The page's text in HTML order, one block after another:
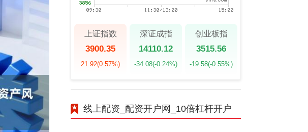
上证指数
3900.35
21.92(0.57%)
深证成指
14110.12
-34.08(-0.24%)
创业板指
3515.56
-19.58(-0.55%)
线上配资_配资开户网_10倍杠杆开户